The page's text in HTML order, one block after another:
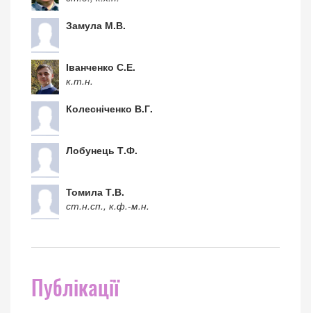
Замула М.В.
Іванченко С.Е.
к.т.н.
Колесніченко В.Г.
Лобунець Т.Ф.
Томила Т.В.
ст.н.сп., к.ф.-м.н.
Публікації